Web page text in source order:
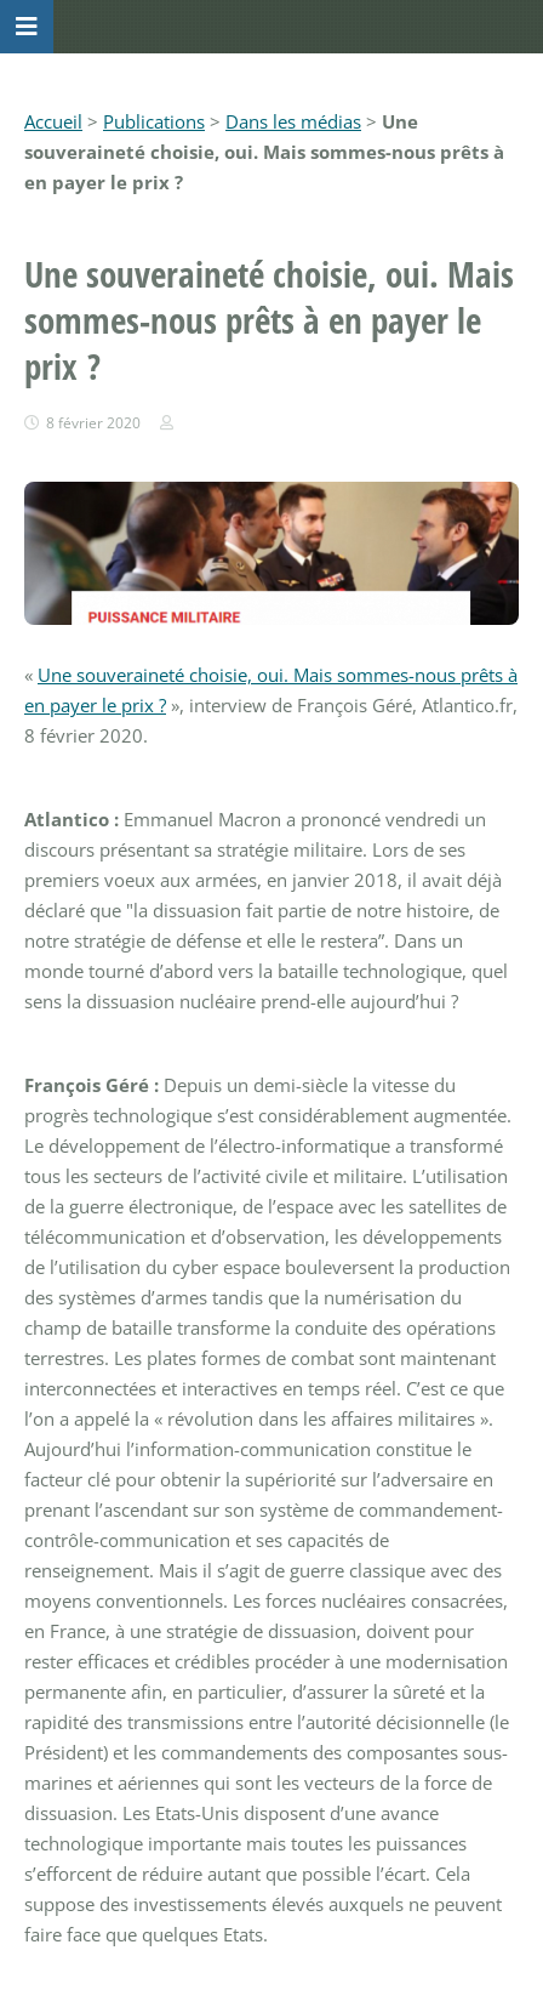
Accueil > Publications > Dans les médias > Une
souveraineté choisie, oui. Mais sommes-nous prêts à
en payer le prix ?
Une souveraineté choisie, oui. Mais
sommes-nous prêts à en payer le
prix ?
8 février 2020
« Une souveraineté choisie, oui. Mais sommes-nous prêts à
en payer le prix ? », interview de François Géré, Atlantico.fr,
8 février 2020.
Atlantico : Emmanuel Macron a prononcé vendredi un
discours présentant sa stratégie militaire. Lors de ses
premiers voeux aux armées, en janvier 2018, il avait déjà
déclaré que "la dissuasion fait partie de notre histoire, de
notre stratégie de défense et elle le restera”. Dans un
monde tourné d’abord vers la bataille technologique, quel
sens la dissuasion nucléaire prend-elle aujourd’hui ?
François Géré : Depuis un demi-siècle la vitesse du
progrès technologique s’est considérablement augmentée.
Le développement de l’électro-informatique a transformé
tous les secteurs de l’activité civile et militaire. L’utilisation
de la guerre électronique, de l’espace avec les satellites de
télécommunication et d’observation, les développements
de l’utilisation du cyber espace bouleversent la production
des systèmes d’armes tandis que la numérisation du
champ de bataille transforme la conduite des opérations
terrestres. Les plates formes de combat sont maintenant
interconnectées et interactives en temps réel. C’est ce que
l’on a appelé la « révolution dans les affaires militaires ».
Aujourd’hui l’information-communication constitue le
facteur clé pour obtenir la supériorité sur l’adversaire en
prenant l’ascendant sur son système de commandement-
contrôle-communication et ses capacités de
renseignement. Mais il s’agit de guerre classique avec des
moyens conventionnels. Les forces nucléaires consacrées,
en France, à une stratégie de dissuasion, doivent pour
rester efficaces et crédibles procéder à une modernisation
permanente afin, en particulier, d’assurer la sûreté et la
rapidité des transmissions entre l’autorité décisionnelle (le
Président) et les commandements des composantes sous-
marines et aériennes qui sont les vecteurs de la force de
dissuasion. Les Etats-Unis disposent d’une avance
technologique importante mais toutes les puissances
s’efforcent de réduire autant que possible l’écart. Cela
suppose des investissements élevés auxquels ne peuvent
faire face que quelques Etats.